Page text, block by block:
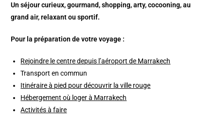
Un séjour curieux, gourmand, shopping,arty,cocooning, au
grand air, relaxant ou sportif.
Pour la préparation de votre voyage :
Rejoindre le centre depuis l’aéroport de Marrakech
Transport en commun
Itinéraire à pied pour découvrir la ville rouge
Hébergement où loger à Marrakech
Activités à faire